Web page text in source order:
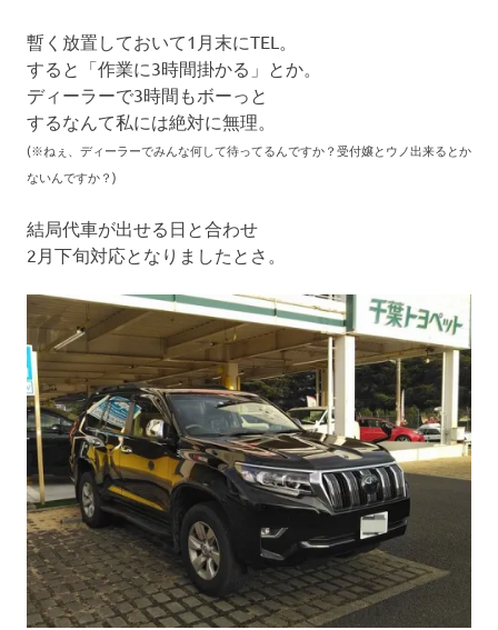
暫く放置しておいて1月末にTEL。
すると「作業に3時間掛かる」とか。
ディーラーで3時間もボーっと
するなんて私には絶対に無理。
(※ねぇ、ディーラーでみんな何して待ってるんですか？受付嬢とウノ出来るとか
ないんですか？)
結局代車が出せる日と合わせ
2月下旬対応となりましたとさ。